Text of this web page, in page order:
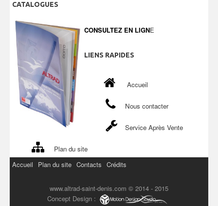
CATALOGUES
CONSULTEZ EN LIGNE
LIENS RAPIDES
Accueil
Nous contacter
Service Après Vente
Plan du site
Accueil
Plan du site Contacts Crédits
www.altrad-saint-denis.com © 2014 - 2015
Concept Design :